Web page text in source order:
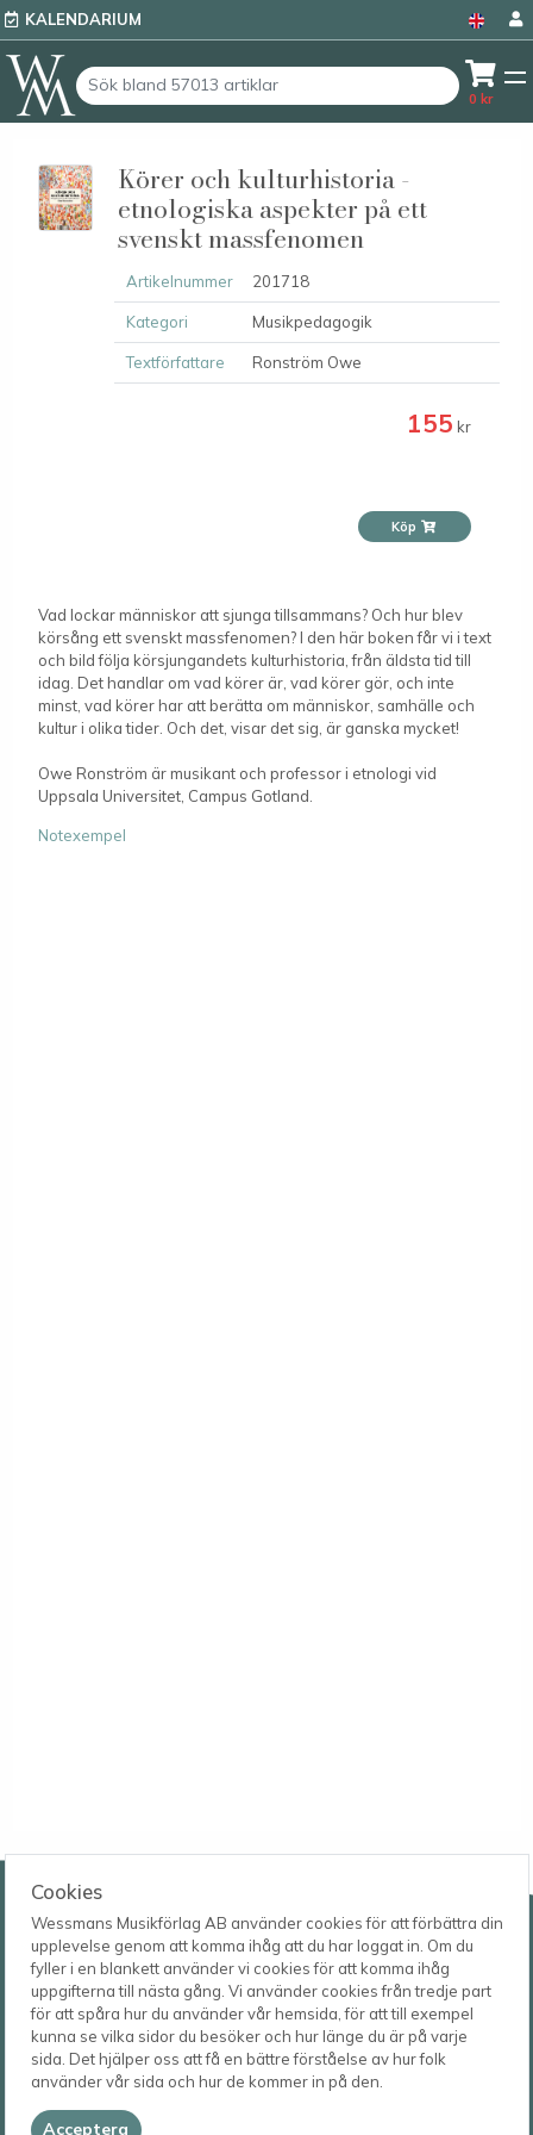
KALENDARIUM
0 kr
Cookies
Wessmans Musikförlag AB använder cookies för att förbättra din
upplevelse genom att komma ihåg att du har loggat in. Om du
fyller i en blankett använder vi cookies för att komma ihåg
uppgifterna till nästa gång. Vi använder cookies från tredje part
för att spåra hur du använder vår hemsida, för att till exempel
kunna se vilka sidor du besöker och hur länge du är på varje
sida. Det hjälper oss att få en bättre förståelse av hur folk
använder vår sida och hur de kommer in på den.
Acceptera
Körer och kulturhistoria -
etnologiska aspekter på ett
svenskt massfenomen
Artikelnummer 201718
Kategori Musikpedagogik
Textförfattare Ronström Owe
155 kr
Köp
Vad lockar människor att sjunga tillsammans? Och hur blev
körsång ett svenskt massfenomen? I den här boken får vi i text
och bild följa körsjungandets kulturhistoria, från äldsta tid till
idag. Det handlar om vad körer är, vad körer gör, och inte
minst, vad körer har att berätta om människor, samhälle och
kultur i olika tider. Och det, visar det sig, är ganska mycket!
Owe Ronström är musikant och professor i etnologi vid
Uppsala Universitet, Campus Gotland.
Notexempel
Wessmans Musikförlag AB
Leverans- och besöksadress
Bingebygatan 11 B
621 41 VISBY
Postadress
Box 1253
621 23 VISBY
Telefon
0498-22 61 32
E-post
order@wessmans.com
Wessmans Musikförlag AB